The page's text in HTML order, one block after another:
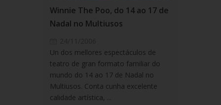
Winnie The Poo, do 14 ao 17 de
Nadal no Multiusos
Un dos mellores espectáculos de
teatro de gran formato familiar do
mundo do 14 ao 17 de Nadal no
Multiusos. Conta cunha excelente
calidade artística, ...